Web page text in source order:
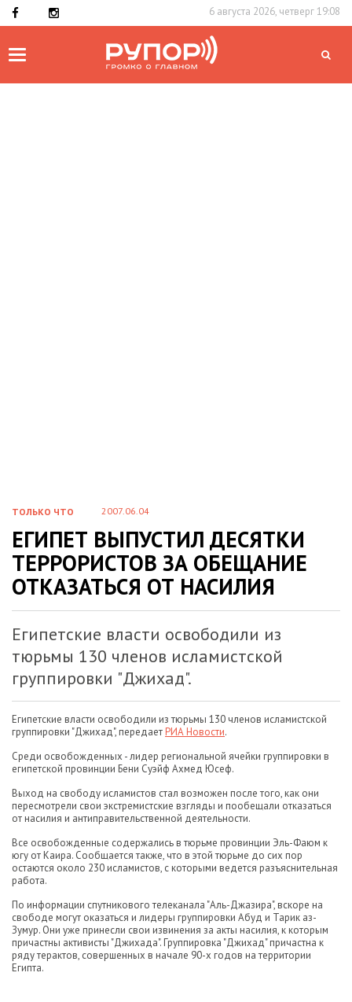
6 августа 2026, четверг 19:08
Toggle
ТОЛЬКО ЧТО 2007.06.04
ЕГИПЕТ ВЫПУСТИЛ ДЕСЯТКИ
ТЕРРОРИСТОВ ЗА ОБЕЩАНИЕ
ОТКАЗАТЬСЯ ОТ НАСИЛИЯ
Египетские власти освободили из
тюрьмы 130 членов исламистской
группировки "Джихад".
Египетские власти освободили из тюрьмы 130 членов исламистской
группировки "Джихад", передаетРИА Новости.
Среди освобожденных - лидер региональной ячейки группировки в
египетской провинции Бени Суэйф Ахмед Юсеф.
Выход на свободу исламистов стал возможен после того, как они
пересмотрели свои экстремистские взгляды и пообещали отказаться
от насилия и антиправительственной деятельности.
Все освобожденные содержались в тюрьме провинции Эль-Фаюм к
югу от Каира. Сообщается также, что в этой тюрьме до сих пор
остаются около 230 исламистов, с которыми ведется разъяснительная
работа.
По информации спутникового телеканала "Аль-Джазира", вскоре на
свободе могут оказаться и лидеры группировки Абуд и Тарик аз-
Зумур. Они уже принесли свои извинения за акты насилия, к которым
причастны активисты "Джихада". Группировка "Джихад" причастна к
ряду терактов, совершенных в начале 90-х годов на территории
Египта.